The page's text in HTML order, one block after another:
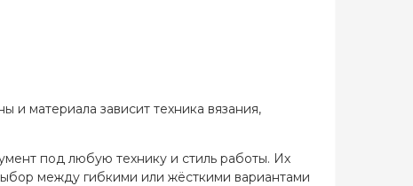
2шт - силиконовое сердечко - 1шт - рулетка
– 1шт Приятным бонусом в наборе
гравировку размера спицы и размера
износостойкого материала
отсутствие беспорядка, легкий доступ и
ChiaoGoo в соответствии с размерами
за ее металлическую часть! 2. При снятии
и только затем откручивайте, держа за
спиц с домашними питомцами и детьми.
и материала зависит техника вязания,
под любую технику и стиль работы. Их
между гибкими или жёсткими вариантами